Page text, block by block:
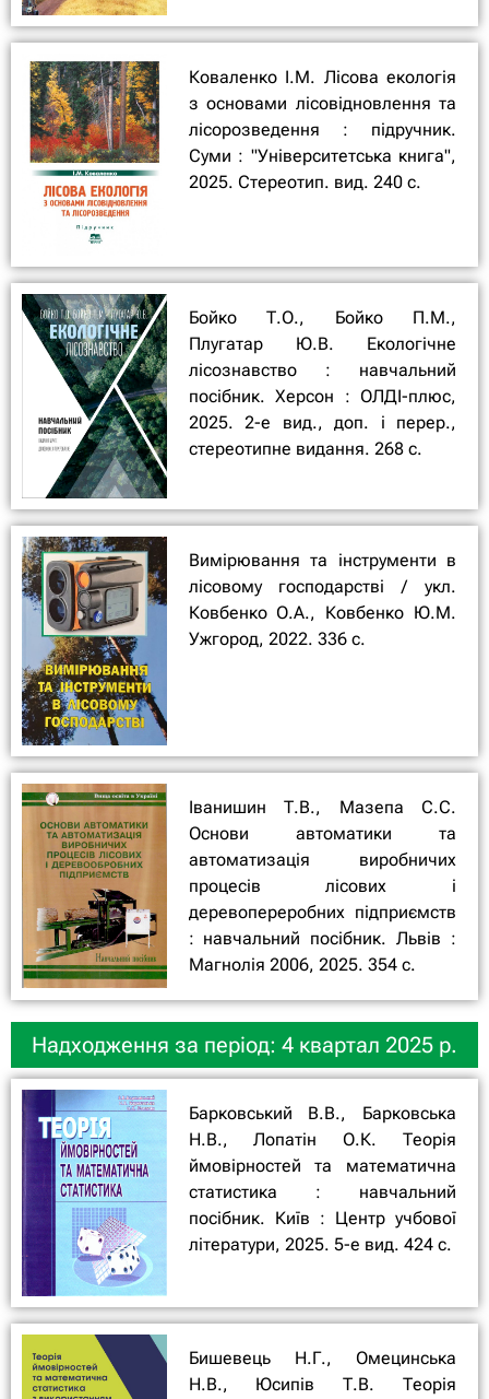
Коваленко І.М. Лісова екологія
з основами лісовідновлення та
лісорозведення : підручник.
Суми : "Університетська книга",
2025. Стереотип. вид. 240 с.
Бойко Т.О., Бойко П.М.,
Плугатар Ю.В. Екологічне
лісознавство : навчальний
посібник. Херсон : ОЛДІ-плюс,
2025. 2-е вид., доп. і перер.,
стереотипне видання. 268 с.
Вимірювання та інструменти в
лісовому господарстві / укл.
Ковбенко О.А., Ковбенко Ю.М.
Ужгород, 2022. 336 с.
Іванишин Т.В., Мазепа С.С.
Основи автоматики та
автоматизація виробничих
процесів лісових і
деревопереробних підприємств
: навчальний посібник. Львів :
Магнолія 2006, 2025. 354 с.
Надходження за період: 4 квартал 2025 р.
Барковський В.В., Барковська
Н.В., Лопатін О.К. Теорія
ймовірностей та математична
статистика : навчальний
посібник. Київ : Центр учбової
літератури, 2025. 5-е вид. 424 с.
Бишевець Н.Г., Омецинська
Н.В., Юсипів Т.В. Теорія